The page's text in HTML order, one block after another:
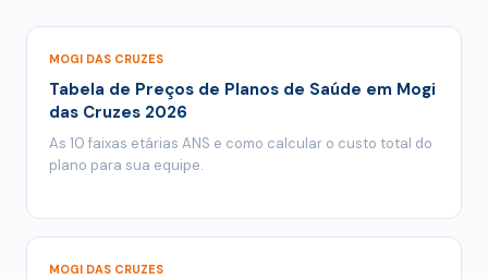
MOGI DAS CRUZES
Tabela de Preços de Planos de Saúde em Mogi
das Cruzes 2026
As 10 faixas etárias ANS e como calcular o custo total do
plano para sua equipe.
MOGI DAS CRUZES